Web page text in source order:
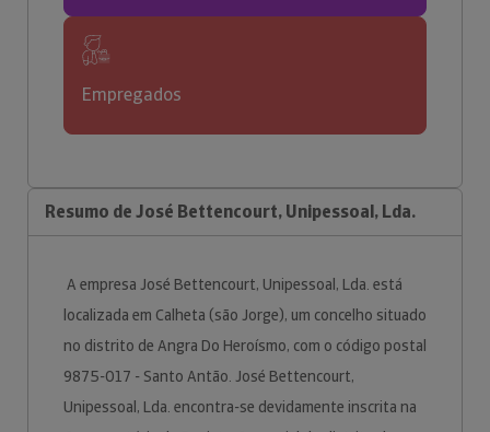
Empregados
Resumo de José Bettencourt, Unipessoal, Lda.
A empresa José Bettencourt, Unipessoal, Lda. está
localizada em Calheta (são Jorge), um concelho situado
no distrito de Angra Do Heroísmo, com o código postal
9875-017 - Santo Antão. José Bettencourt,
Unipessoal, Lda. encontra-se devidamente inscrita na